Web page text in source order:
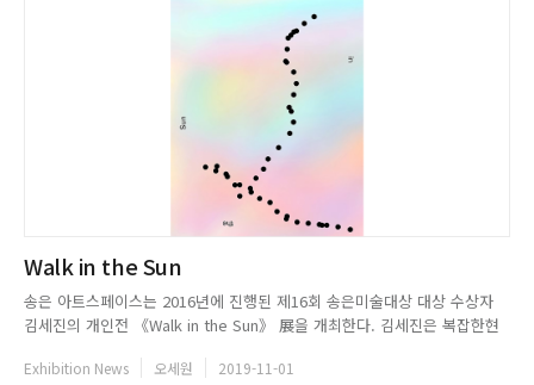
Walk in the Sun
송은 아트스페이스는 2016년에 진행된 제16회 송은미술대상 대상 수상자
김세진의 개인전 《Walk in the Sun》 展을 개최한다. 김세진은 복잡한현
리 필름의 경계를 넘나드는 영상기법과 사운드, 그리고 독특한영상 설치를
Exhibition News 오세원 2019-11-01